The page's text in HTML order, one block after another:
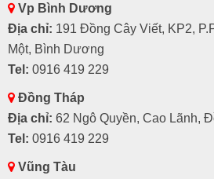
Vp Bình Dương
Địa chỉ: 191 Đồng Cây Viết, KP2,
Một, Bình Dương
Tel: 0916 419 229
Đồng Tháp
Địa chỉ: 62 Ngô Quyền, Cao Lãnh,
Tel: 0916 419 229
Vũng Tàu